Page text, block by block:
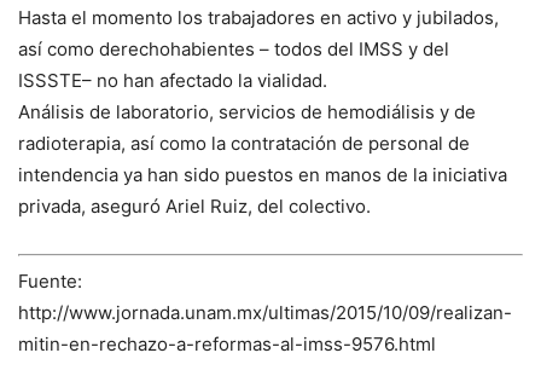
Hasta el momento los trabajadores en activo y jubilados,
así como derechohabientes – todos del IMSS y del
ISSSTE– no han afectado la vialidad.
Análisis de laboratorio, servicios de hemodiálisis y de
radioterapia, así como la contratación de personal de
intendencia ya han sido puestos en manos de la iniciativa
privada, aseguró Ariel Ruiz, del colectivo.
Fuente:
http://www.jornada.unam.mx/ultimas/2015/10/09/realizan-
mitin-en-rechazo-a-reformas-al-imss-9576.html